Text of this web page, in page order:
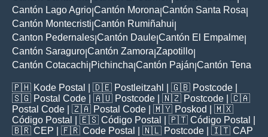
Cantón Lago Agrio Cantón Morona Cantón Santa Rosa
Cantón Montecristi Cantón Rumiñahui
Canton Pedernales Cantón Daule Cantón El Empalme
Cantón Saraguro Cantón Zamora Zapotillo
Cantón Cotacachi Pichincha Cantón Paján Cantón Tena
🇵🇭 Kode Postal | 🇩🇪 Postleitzahl | 🇬🇧 Postcode
🇸🇬 Postal Code | 🇦🇺 Postcode | 🇳🇿 Postcode | 🇨🇦
Postal Code | 🇿🇦 Postal Code | 🇲🇾 Poskod
| 🇲🇽
Código Postal
| 🇪🇸 Código Postal | 🇵🇹 Código Postal
🇧🇷 CEP | 🇫🇷 Code Postal | 🇳🇱 Postcode | 🇮🇹 CAP